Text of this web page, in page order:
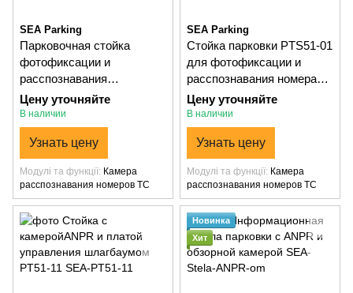
SEA Parking
Парковочная стойка
фотофиксации и
расспознавания
госномеров ТС PT51-01
Цену уточняйте
В наличии
Узнать цену
Модулі та функції Камера
расспознавания номеров ТС
SEA Parking
Стойка парковки PTS51-01
для фотофиксации и
расспознавания номера
авто
Цену уточняйте
В наличии
Узнать цену
Модулі та функції Камера
расспознавания номеров ТС
Новинка
Хит